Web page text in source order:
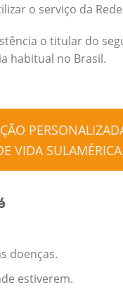
o serviço da
o titular do
habitual no Brasil.
VIDA
doenças.
estiverem.